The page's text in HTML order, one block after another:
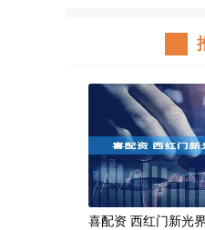
喜配资 西红门新光